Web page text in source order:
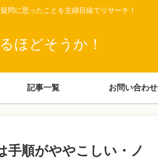
問に思ったことを主婦目線でリサーチ！
ほどそうか！
記事一覧 お問い合わせ
手順がややこしい・ノ